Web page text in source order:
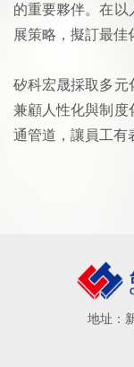
的重要夥伴。在以
展策略，擬訂最佳
矽科宏晟採取多元
兼顧人性化與制度
通管道，讓員工有
地址：